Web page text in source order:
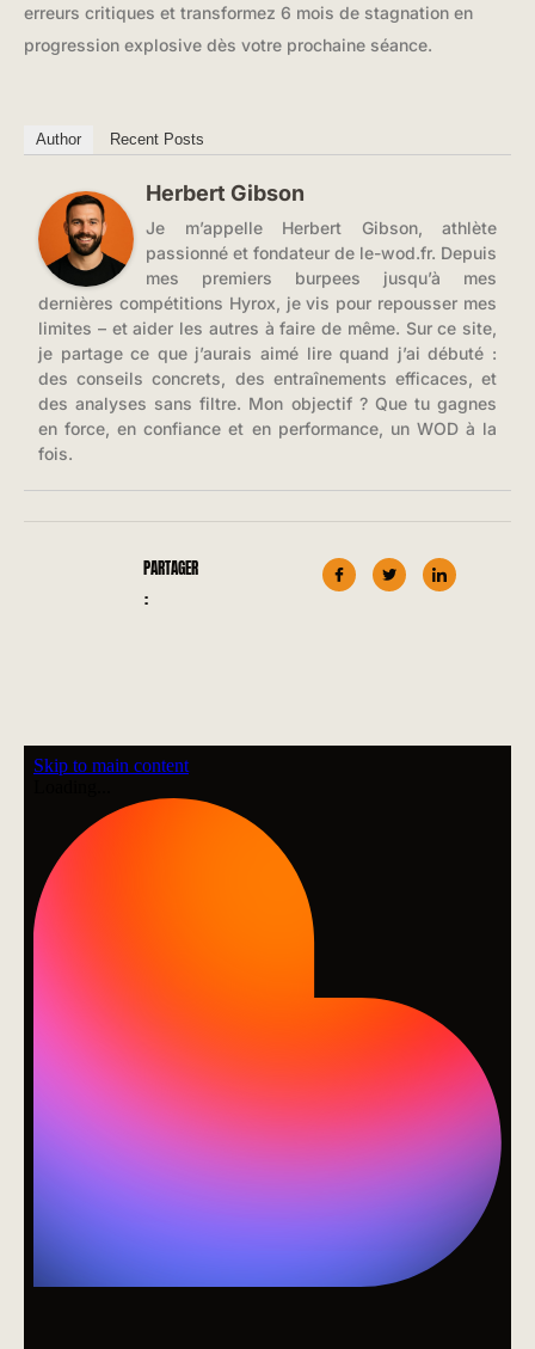
erreurs critiques et transformez 6 mois de stagnation en
progression explosive dès votre prochaine séance.
Author Recent Posts
Herbert Gibson
Je m’appelle Herbert Gibson, athlète
passionné et fondateur de le-wod.fr. Depuis
mes premiers burpees jusqu’à mes
dernières compétitions Hyrox, je vis pour repousser mes
limites – et aider les autres à faire de même. Sur ce site,
je partage ce que j’aurais aimé lire quand j’ai débuté :
des conseils concrets, des entraînements efficaces, et
des analyses sans filtre. Mon objectif ? Que tu gagnes
en force, en confiance et en performance, un WOD à la
fois.
PARTAGER
: